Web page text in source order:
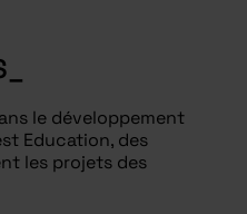
le développement
Education, des
les projets des